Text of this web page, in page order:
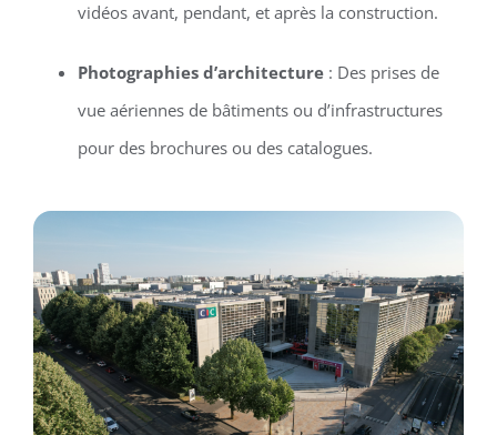
vidéos avant, pendant, et après la construction.
Photographies d’architecture: Des prises de
vue aériennes de bâtiments ou d’infrastructures
pour des brochures ou des catalogues.